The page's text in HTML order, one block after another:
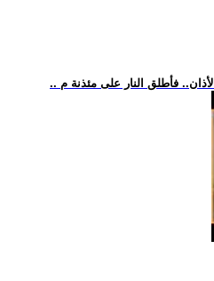
فأطلق النار على مئذنة م